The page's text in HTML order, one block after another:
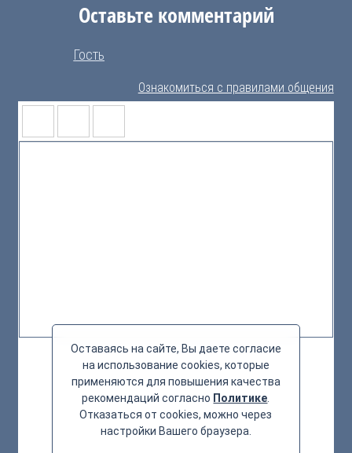
Оставьте комментарий
Гость
Ознакомиться с правилами общения
Оставаясь на сайте, Вы даете согласие
на использование cookies, которые
применяются для повышения качества
рекомендаций согласно Политике
Отказаться от cookies, можно через
настройки Вашего браузера.